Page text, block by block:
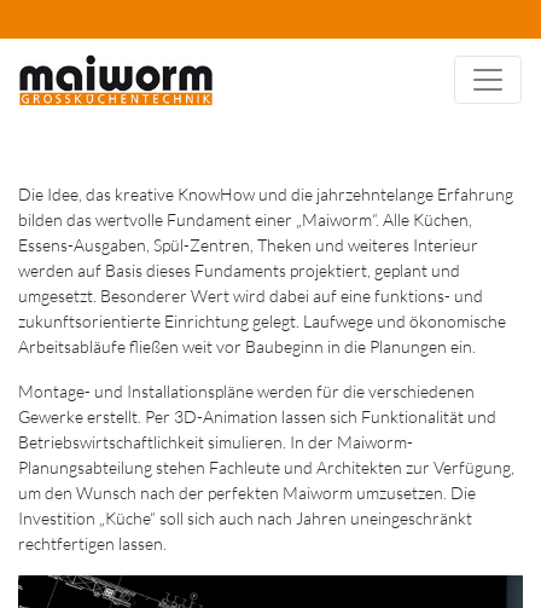
Die Idee, das kreative KnowHow und die jahrzehntelange Erfahrung
bilden das wertvolle Fundament einer „Maiworm“. Alle Küchen,
Essens-Ausgaben, Spül-Zentren, Theken und weiteres Interieur
werden auf Basis dieses Fundaments projektiert, geplant und
umgesetzt. Besonderer Wert wird dabei auf eine funktions- und
zukunftsorientierte Einrichtung gelegt. Laufwege und ökonomische
Arbeitsabläufe fließen weit vor Baubeginn in die Planungen ein.
Montage- und Installationspläne werden für die verschiedenen
Gewerke erstellt. Per 3D-Animation lassen sich Funktionalität und
Betriebswirtschaftlichkeit simulieren. In der Maiworm-
Planungsabteilung stehen Fachleute und Architekten zur Verfügung,
um den Wunsch nach der perfekten Maiworm umzusetzen. Die
Investition „Küche“ soll sich auch nach Jahren uneingeschränkt
rechtfertigen lassen.